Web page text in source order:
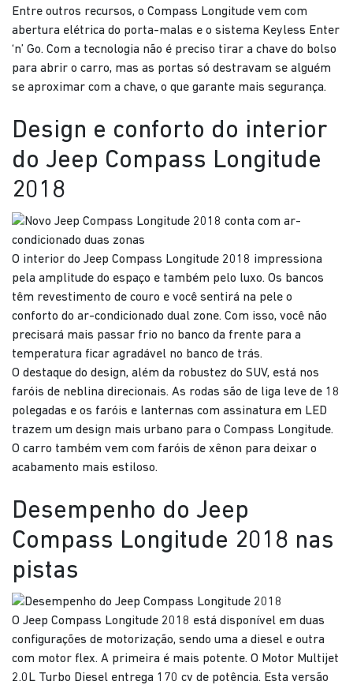
Entre outros recursos, o Compass Longitude vem com
abertura elétrica do porta-malas e o sistema Keyless Enter
‘n’ Go. Com a tecnologia não é preciso tirar a chave do bolso
para abrir o carro, mas as portas só destravam se alguém
se aproximar com a chave, o que garante mais segurança.
Design e conforto do interior
do Jeep Compass Longitude
2018
O interior do Jeep Compass Longitude 2018 impressiona
pela amplitude do espaço e também pelo luxo. Os bancos
têm revestimento de couro e você sentirá na pele o
conforto do ar-condicionado dual zone. Com isso, você não
precisará mais passar frio no banco da frente para a
temperatura ficar agradável no banco de trás.
O destaque do design, além da robustez do SUV, está nos
faróis de neblina direcionais. As rodas são de liga leve de 18
polegadas e os faróis e lanternas com assinatura em LED
trazem um design mais urbano para o Compass Longitude.
O carro também vem com faróis de xênon para deixar o
acabamento mais estiloso.
Desempenho do Jeep
Compass Longitude 2018 nas
pistas
O Jeep Compass Longitude 2018 está disponível em duas
configurações de motorização, sendo uma a diesel e outra
com motor flex. A primeira é mais potente. O Motor Multijet
2.0L Turbo Diesel entrega 170 cv de potência. Esta versão